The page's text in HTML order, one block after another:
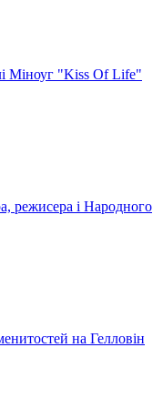
Міноуг "Kiss Of Life"
режисера і Народного
на Гелловін